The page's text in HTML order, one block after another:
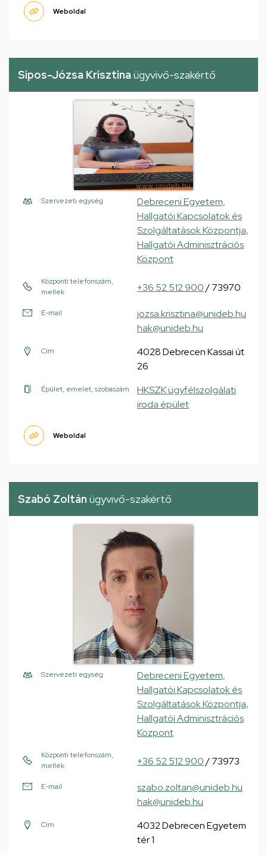
Weboldal
Sipos-Józsa Krisztina ügyvivő-szakértő
Szervezeti egység
Debreceni Egyetem,
Hallgatói Kapcsolatok és
Szolgáltatások Központja,
Hallgatói Adminisztrációs
Központ
Központi telefonszám,
mellék
+36 52 512 900/ 73970
E-mail
jozsa.krisztina@unideb.hu
hak@unideb.hu
Cím
4028 Debrecen Kassai út
26
Épület, emelet, szobaszám
HKSZK ügyfélszolgálati
iroda épület
Weboldal
Szabó Zoltán ügyvivő-szakértő
Szervezeti egység
Debreceni Egyetem,
Hallgatói Kapcsolatok és
Szolgáltatások Központja,
Hallgatói Adminisztrációs
Központ
Központi telefonszám,
mellék
+36 52 512 900/ 73973
E-mail
szabo.zoltan@unideb.hu
hak@unideb.hu
Cím
4032 Debrecen Egyetem
tér 1